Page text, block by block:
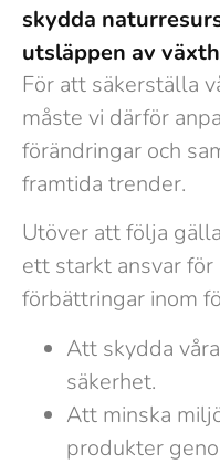
skydda
utsläppen av
För att säkerställa
måste vi därför
förändringar och
framtida trender.
Utöver att följa
ett starkt ansvar
förbättringar inom
Att skydda
säkerhet.
Att minska
produkter